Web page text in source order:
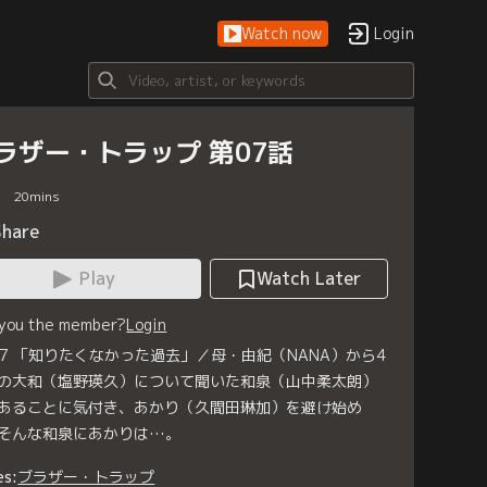
Watch now Login
ザー・トラップ 第07話
20mins
Play
Watch Later
the member?Login
「知りたくなかった過去」／母・由紀（NANA）から4
大和（塩野瑛久）について聞いた和泉（山中柔太朗）
ることに気付き、あかり（久間田琳加）を避け始め
んな和泉にあかりは…。
ブラザー・トラップ